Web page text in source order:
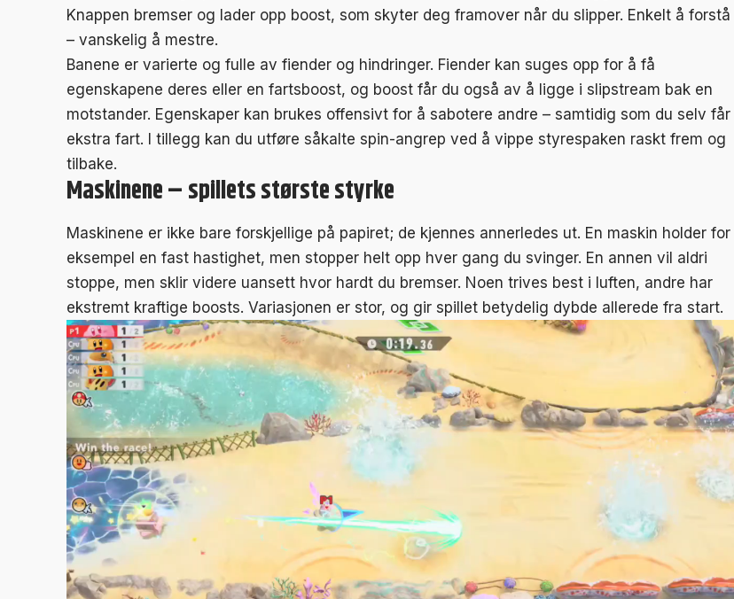
Knappen bremser og lader opp boost, som skyter deg framover når du slipper. Enkelt å forstå
– vanskelig å mestre.
Banene er varierte og fulle av fiender og hindringer. Fiender kan suges opp for å få
egenskapene deres eller en fartsboost, og boost får du også av å ligge i slipstream bak en
motstander. Egenskaper kan brukes offensivt for å sabotere andre – samtidig som du selv får
ekstra fart. I tillegg kan du utføre såkalte spin-angrep ved å vippe styrespaken raskt frem og
tilbake.
Maskinene – spillets største styrke
Maskinene er ikke bare forskjellige på papiret; de kjennes annerledes ut. En maskin holder for
eksempel en fast hastighet, men stopper helt opp hver gang du svinger. En annen vil aldri
stoppe, men sklir videre uansett hvor hardt du bremser. Noen trives best i luften, andre har
ekstremt kraftige boosts. Variasjonen er stor, og gir spillet betydelig dybde allerede fra start.